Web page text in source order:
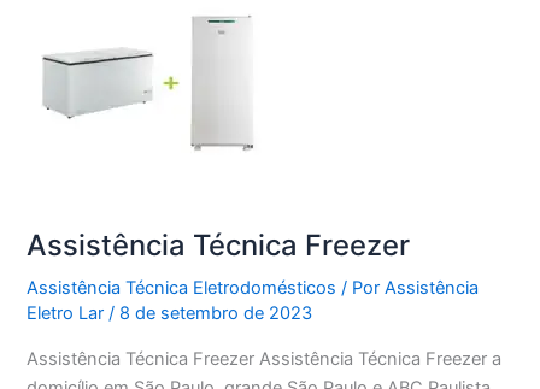
Assistência Técnica Freezer
Assistência Técnica Eletrodomésticos / PorAssistência
Eletro Lar/ 8 de setembro de 2023
Assistência Técnica Freezer Assistência Técnica Freezer a